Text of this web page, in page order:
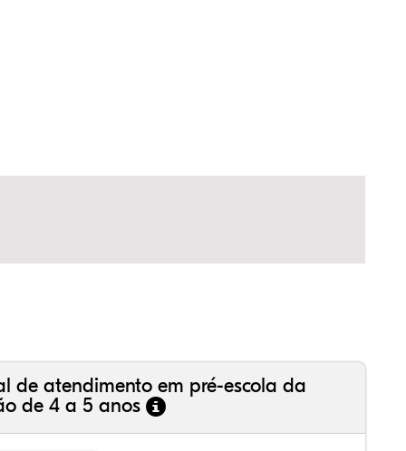
de atendimento em pré-escola da
de 4 a 5 anos